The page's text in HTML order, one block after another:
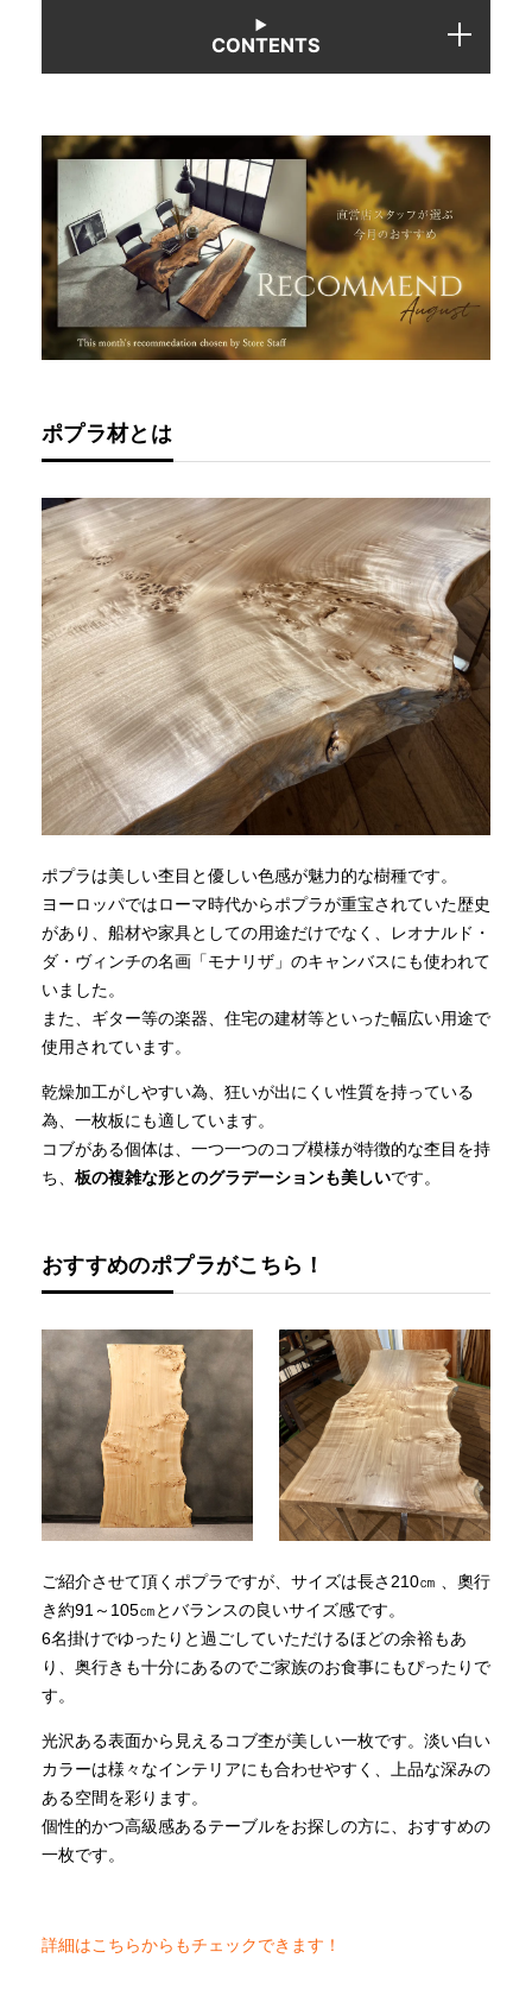
MOKUBA CHANNEL
お問い合わせ
CONTENTS
ポプラ材とは
ポプラは美しい杢目と優しい色感が魅力的な樹種です。
ヨーロッパではローマ時代からポプラが重宝されていた歴史
があり、船材や家具としての用途だけでなく、レオナルド・
ダ・ヴィンチの名画「モナリザ」のキャンバスにも使われて
いました。
また、ギター等の楽器、住宅の建材等といった幅広い用途で
使用されています。
乾燥加工がしやすい為、狂いが出にくい性質を持っている
為、一枚板にも適しています。
コブがある個体は、一つ一つのコブ模様が特徴的な杢目を持
ち、 板の複雑な形とのグラデーションも美しいです。
おすすめのポプラがこちら！
ご紹介させて頂くポプラですが、サイズは長さ210㎝ 、奧行
き約91～105㎝とバランスの良いサイズ感です。
6名掛けでゆったりと過ごしていただけるほどの余裕もあ
り、奥行きも十分にあるのでご家族のお食事にもぴったりで
す。
光沢ある表面から見えるコブ杢が美しい一枚です。淡い白い
カラーは様々なインテリアにも合わせやすく、上品な深みの
ある空間を彩ります。
個性的かつ高級感あるテーブルをお探しの方に、おすすめの
一枚です。
詳細はこちらからもチェックできます！